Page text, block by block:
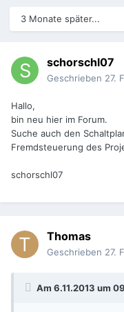
3 Monate später...
schorschl07
Geschrieben 27.
Hallo,
bin neu hier im Forum.
Suche auch den
Fremdsteuerung des
schorschl07
Thomas
Geschrieben 27.
Am 6.11.2013 um